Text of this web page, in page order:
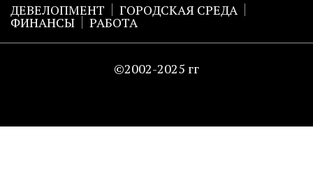
ДЕВЕЛОПМЕНТ ГОРОДСКАЯ СРЕДА
ФИНАНСЫ РАБОТА
©2002-2025 гг